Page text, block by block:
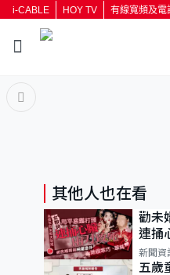
i-CABLE HOY TV 有線寬頻及電
其他人也在看
勸未
連捅
已上
新聞資
五歲